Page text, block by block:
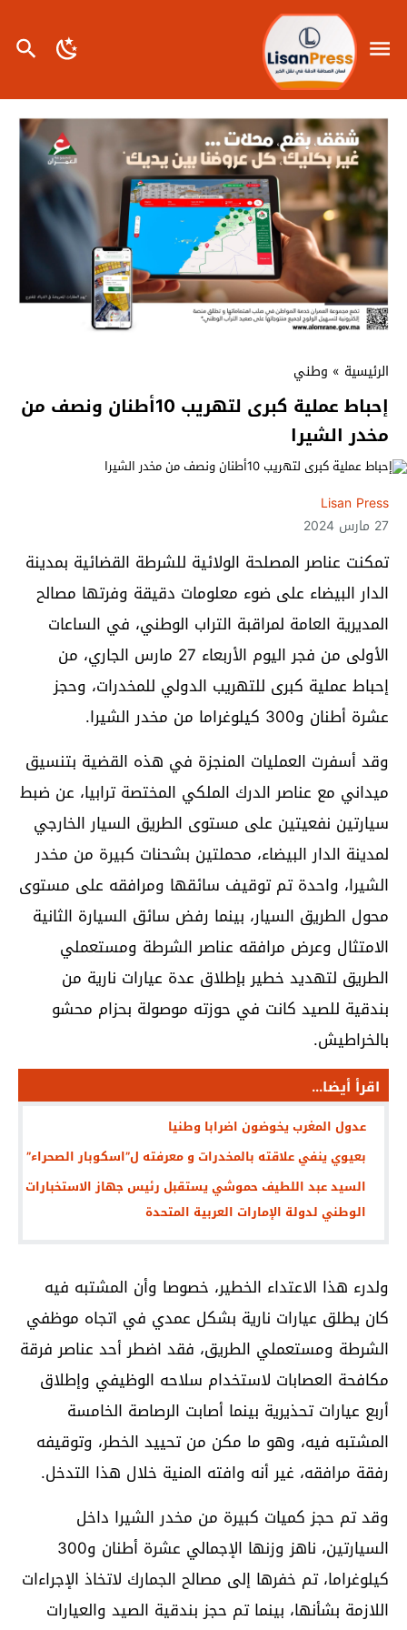
الرئيسية » وطني
إحباط عملية كبرى لتهريب 10أطنان ونصف من
مخدر الشيرا
Lisan Press
27 مارس 2024
تمكنت عناصر المصلحة الولائية للشرطة القضائية بمدينة
الدار البيضاء على ضوء معلومات دقيقة وفرتها مصالح
المديرية العامة لمراقبة التراب الوطني، في الساعات
الأولى من فجر اليوم الأربعاء 27 مارس الجاري، من
إحباط عملية كبرى للتهريب الدولي للمخدرات، وحجز
عشرة أطنان و300 كيلوغراما من مخدر الشيرا.
وقد أسفرت العمليات المنجزة في هذه القضية بتنسيق
ميداني مع عناصر الدرك الملكي المختصة ترابيا، عن ضبط
سيارتين نفعيتين على مستوى الطريق السيار الخارجي
لمدينة الدار البيضاء، محملتين بشحنات كبيرة من مخدر
الشيرا، واحدة تم توقيف سائقها ومرافقه على مستوى
محول الطريق السيار، بينما رفض سائق السيارة الثانية
الامتثال وعرض مرافقه عناصر الشرطة ومستعملي
الطريق لتهديد خطير بإطلاق عدة عيارات نارية من
بندقية للصيد كانت في حوزته موصولة بحزام محشو
بالخراطيش.
اقرأ أيضا...
عدول المغرب يخوضون اضرابا وطنيا
بعيوي ينفي علاقته بالمخدرات و معرفته ل”اسكوبار الصحراء”
السيد عبد اللطيف حموشي يستقبل رئيس جهاز الاستخبارات
الوطني لدولة الإمارات العربية المتحدة
ولدرء هذا الاعتداء الخطير، خصوصا وأن المشتبه فيه
كان يطلق عيارات نارية بشكل عمدي في اتجاه موظفي
الشرطة ومستعملي الطريق، فقد اضطر أحد عناصر فرقة
مكافحة العصابات لاستخدام سلاحه الوظيفي وإطلاق
أربع عيارات تحذيرية بينما أصابت الرصاصة الخامسة
المشتبه فيه، وهو ما مكن من تحييد الخطر، وتوقيفه
رفقة مرافقه، غير أنه وافته المنية خلال هذا التدخل.
وقد تم حجز كميات كبيرة من مخدر الشيرا داخل
السيارتين، ناهز وزنها الإجمالي عشرة أطنان و300
كيلوغراما، تم خفرها إلى مصالح الجمارك لاتخاذ الإجراءات
اللازمة بشأنها، بينما تم حجز بندقية الصيد والعيارات